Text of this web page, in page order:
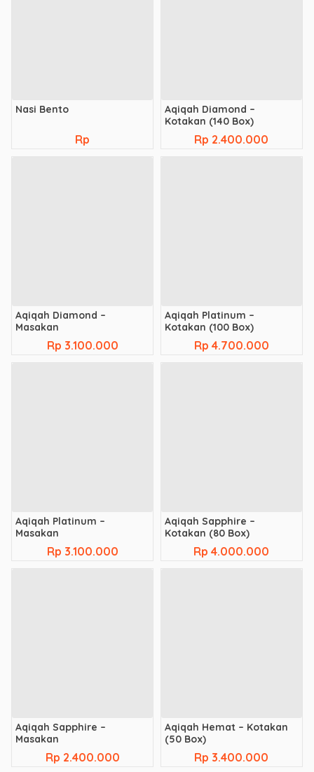
Nasi Bento
Rp
Aqiqah Diamond –
Kotakan (140 Box)
Rp 2.400.000
Aqiqah Diamond –
Masakan
Rp 3.100.000
Aqiqah Platinum –
Kotakan (100 Box)
Rp 4.700.000
Aqiqah Platinum –
Masakan
Rp 3.100.000
Aqiqah Sapphire –
Kotakan (80 Box)
Rp 4.000.000
Aqiqah Sapphire –
Masakan
Rp 2.400.000
Aqiqah Hemat – Kotakan
(50 Box)
Rp 3.400.000